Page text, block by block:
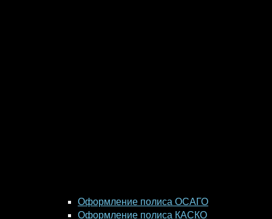
Оформление полиса ОСАГО
Оформление полиса КАСКО